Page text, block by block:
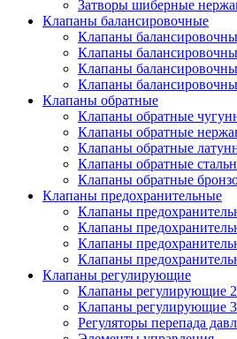
Затворы шиберные
Клапаны балансировочные
Клапаны
Клапаны
Клапаны
Клапаны
Клапаны обратные
Клапаны обратные
Клапаны обратные
Клапаны обратные
Клапаны обратные
Клапаны обратные
Клапаны предохранительные
Клапаны
Клапаны
Клапаны
Клапаны
Клапаны регулирующие
Клапаны регулирующие
Клапаны регулирующие
Регуляторы перепада